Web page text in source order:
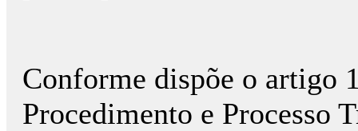
Conforme dispõe o artigo
Procedimento e Processo